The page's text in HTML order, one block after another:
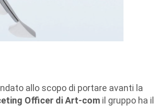
allo scopo di portare avanti la
Officer di Art-com il gruppo ha il